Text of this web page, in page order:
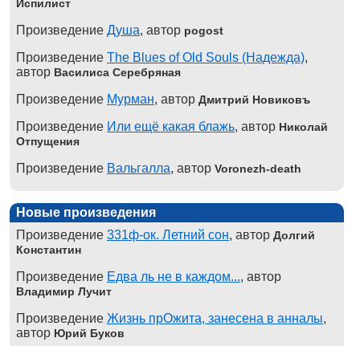
Испилист
Произведение Душа, автор pogost
Произведение The Blues of Old Souls (Надежда),
автор Василиса Серебряная
Произведение Мурман, автор Дмитрий Новиковъ
Произведение Или ещё какая блажь, автор Николай
Отпущения
Произведение Вальгалла, автор Voronezh-death
Новые произведения
Произведение 331ф-ок. Летний сон, автор Долгий
Константин
Произведение Едва ль не в каждом..., автор
Владимир Лучит
Произведение Жизнь прОжита, занесена в анналы,
автор Юрий Буков